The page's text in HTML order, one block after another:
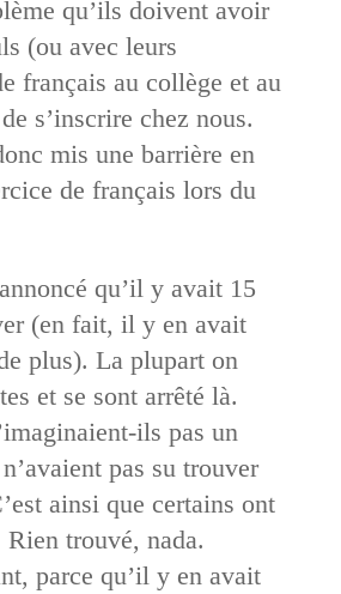
qu’ils doivent avoir
(ou avec leurs
français au collège et au
s’inscrire chez nous.
mis une barrière en
de français lors du
qu’il y avait 15
(en fait, il y en avait
plus). La plupart on
et se sont arrêté là.
ils pas un
pas su trouver
ainsi que certains ont
trouvé, nada.
parce qu’il y en avait